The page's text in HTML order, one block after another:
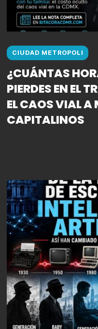
CIUDAD METROPOLI
¿CUÁNTAS
PIERDES EN EL
EL CAOS VIAL A
CAPITALINOS